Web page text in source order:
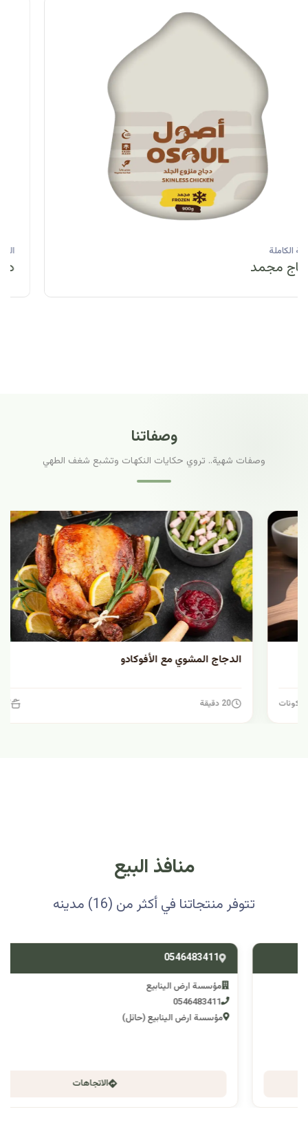
الحبة الكاملة
دجاج مبرد
وصفاتنا
وصفات شهية.. تروي حكايات النكهات وتشبع شغف الطهي
الدجاج المشوي مع الأفوكادو
منافذ البيع
تتوفر منتجاتنا في أكثر من (16) مدينه
0546483411
مؤسسة ارض الينابيع
مؤسسة ارض الينابيع (حائل)